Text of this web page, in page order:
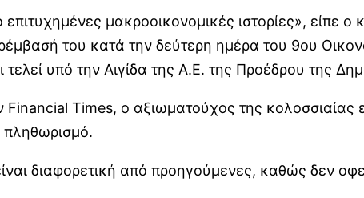
μακροοικονομικές ιστορίες», είπε ο
του κατά την δεύτερη ημέρα του 9oυ
τελεί υπό την Αιγίδα της Α.Ε. της Προέδρου της
Times, ο αξιωματούχος της κολοσσιαίας
πληθωρισμό.
διαφορετική από προηγούμενες, καθώς δεν